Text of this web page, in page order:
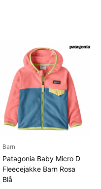
Barn
Patagonia Baby Micro D
Fleecejakke Barn Rosa
Blå